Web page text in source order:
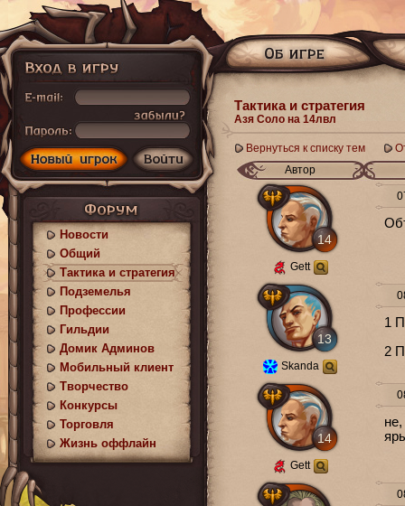
Тактика и стратегия
Азя Соло на 14лвл
Вернуться к списку тем
Автор
14
Gett
13
Skanda
1
2
14
Gett
Новости
Общий
Тактика и стратегия
Подземелья
Профессии
Гильдии
Домик Админов
Мобильный клиент
Творчество
Конкурсы
Торговля
Жизнь оффлайн